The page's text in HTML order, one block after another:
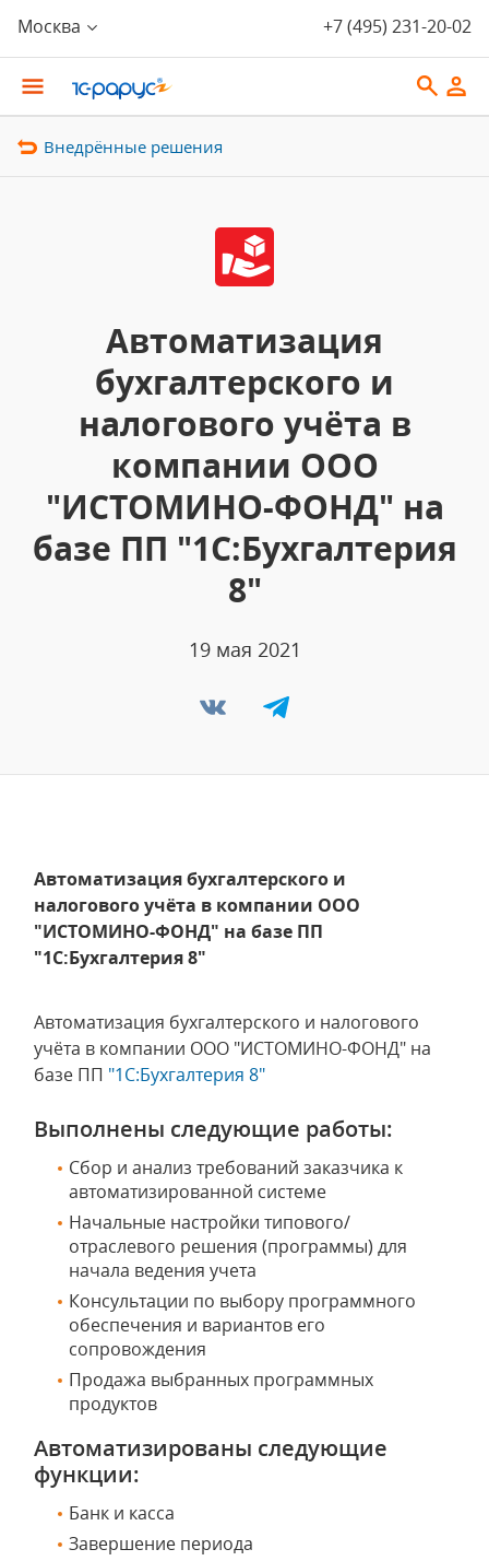
Москва +7 (495) 231-20-02
Внедрённые решения
Автоматизация
бухгалтерского и
налогового учёта в
компании ООО
"ИСТОМИНО-ФОНД" на
базе ПП "1С:Бухгалтерия
8"
19 мая 2021
Автоматизация бухгалтерского и
налогового учёта в компании ООО
"ИСТОМИНО-ФОНД" на базе ПП
"1С:Бухгалтерия 8"
Автоматизация бухгалтерского и налогового
учёта в компании ООО "ИСТОМИНО-ФОНД" на
базе ПП "1С:Бухгалтерия 8"
Выполнены следующие работы:
Сбор и анализ требований заказчика к
автоматизированной системе
Начальные настройки типового/
отраслевого решения (программы) для
начала ведения учета
Консультации по выбору программного
обеспечения и вариантов его
сопровождения
Продажа выбранных программных
продуктов
Автоматизированы следующие
функции:
Банк и касса
Завершение периода